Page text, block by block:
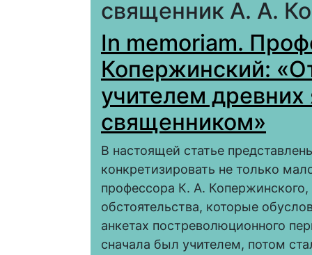
священник А. А.
In memoriam.
Копержинский:
учителем
священником»
В настоящей статье
конкретизировать не только
профессора К. А.
обстоятельства, которые
анкетах постреволюционного
сначала был учителем, потом